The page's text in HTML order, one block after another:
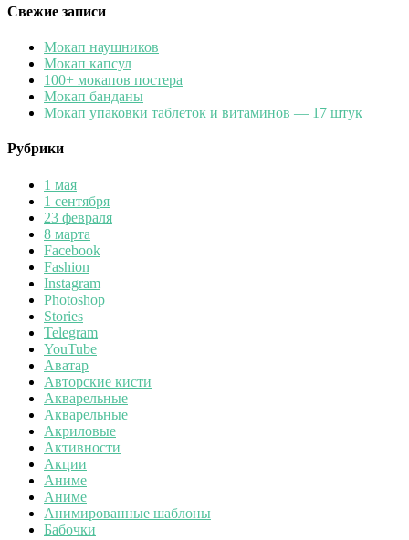
Свежие записи
Мокап наушников
Мокап капсул
100+ мокапов постера
Мокап банданы
Мокап упаковки таблеток и витаминов — 17 штук
Рубрики
1 мая
1 сентября
23 февраля
8 марта
Facebook
Fashion
Instagram
Photoshop
Stories
Telegram
YouTube
Аватар
Авторские кисти
Акварельные
Акварельные
Акриловые
Активности
Акции
Аниме
Аниме
Анимированные шаблоны
Бабочки